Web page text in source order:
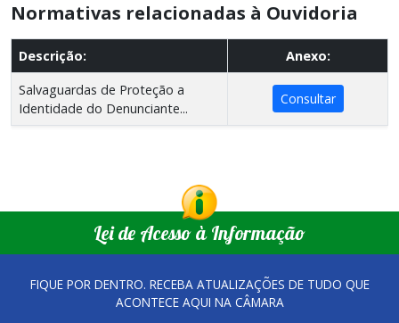
Normativas relacionadas à Ouvidoria
Descrição:
Anexo:
Salvaguardas de Proteção a
Identidade do Denunciante...
Consultar
Lei de Acesso à Informação
FIQUE POR DENTRO. RECEBA ATUALIZAÇÕES DE TUDO QUE
ACONTECE AQUI NA CÂMARA